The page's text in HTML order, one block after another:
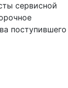
сервисной
поступившего